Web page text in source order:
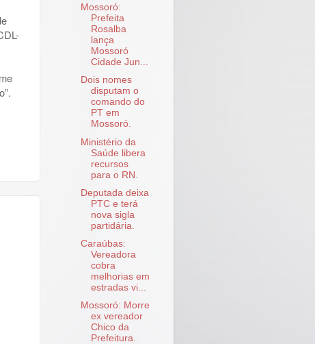
Mossoró:
Prefeita
Rosalba
lança
Mossoró
Cidade Jun...
Dois nomes
disputam o
comando do
PT em
Mossoró.
Ministério da
Saúde libera
recursos
para o RN.
Deputada deixa
PTC e terá
nova sigla
partidária.
Caraúbas:
Vereadora
cobra
melhorias em
estradas vi...
Mossoró: Morre
ex vereador
Chico da
Prefeitura.